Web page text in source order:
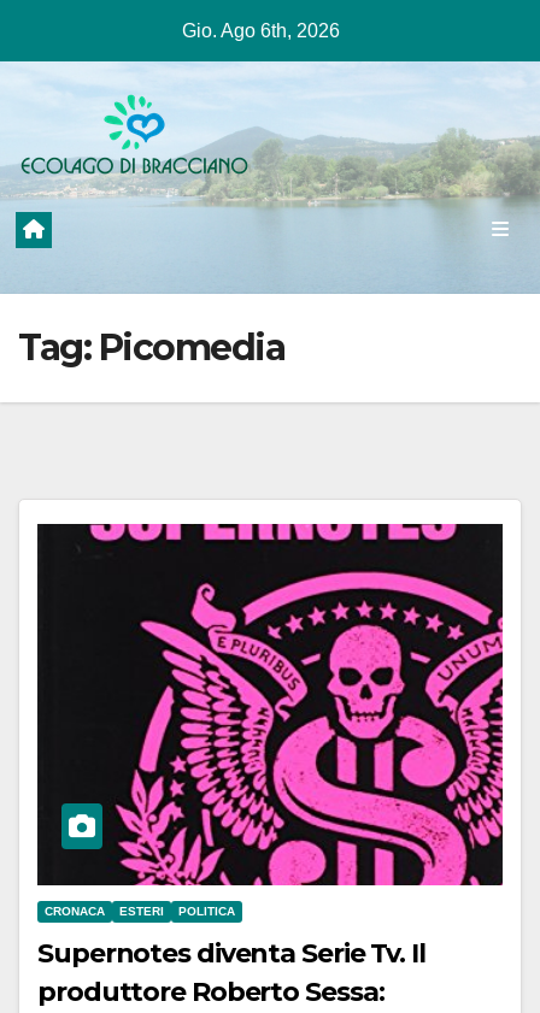
contenuto
Gio. Ago 6th, 2026
Tag: Picomedia
CRONACA ESTERI POLITICA
Supernotes diventa Serie Tv. Il
produttore Roberto Sessa: